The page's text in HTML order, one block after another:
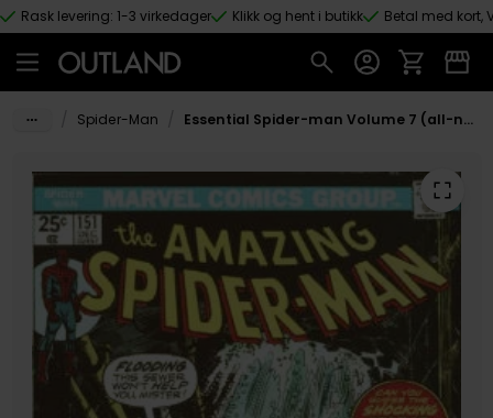
Hopp til hovedinnhold
Rask levering: 1-3 virkedager Klikk og hent i butikk Betal med kort,
Spider-Man Essential Spider-man Volume 7 (all-new Edition)